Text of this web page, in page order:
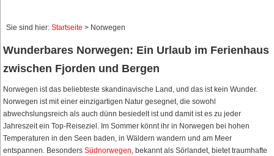
Sie sind hier: Startseite > Norwegen
Wunderbares Norwegen: Ein Urlaub im Ferienhaus
zwischen Fjorden und Bergen
Norwegen ist das beliebteste skandinavische Land, und das ist kein Wunder.
Norwegen ist mit einer einzigartigen Natur gesegnet, die sowohl
abwechslungsreich als auch dünn besiedelt ist und damit ist es zu jeder
Jahreszeit ein Top-Reiseziel. Im Sommer könnt ihr in Norwegen bei hohen
Temperaturen in den Seen baden, in Wäldern wandern und am Meer
entspannen. Besonders Südnorwegen, bekannt als Sörlandet, bietet traumhafte